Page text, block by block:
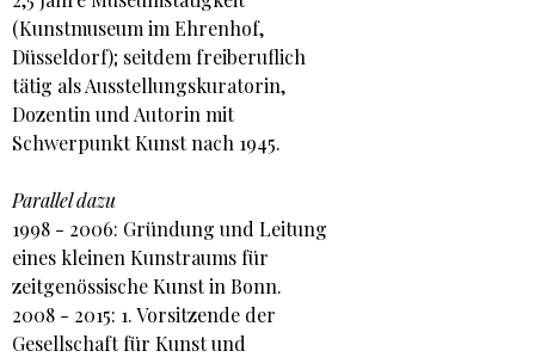
(Kunstmuseum im Ehrenhof,
Düsseldorf); seitdem freiberuflich
tätig als Ausstellungskuratorin,
Dozentin und Autorin mit
Schwerpunkt Kunst nach 1945.
Parallel dazu
1998 - 2006: Gründung und Leitung
eines kleinen Kunstraums für
zeitgenössische Kunst in Bonn.
2008 - 2015: 1. Vorsitzende der
Gesellschaft für Kunst und